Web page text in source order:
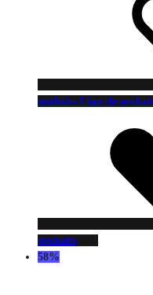
souhaits Liste de
souhaits
58%